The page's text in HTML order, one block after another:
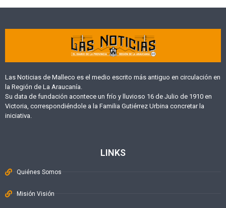
Las Noticias de Malleco es el medio escrito más antiguo en circulación en
la Región de La Araucanía.
Su data de fundación acontece un frío y lluvioso 16 de Julio de 1910 en
Victoria, correspondiéndole a la Familia Gutiérrez Urbina concretar la
iniciativa.
LINKS
Quiénes Somos
Misión Visión